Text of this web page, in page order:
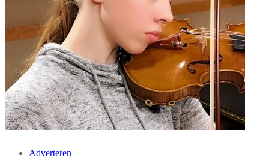
Adverteren